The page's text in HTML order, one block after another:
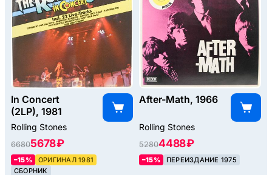
In Concert
(2LP), 1981
Rolling Stones
66805678 ₽
–15%
ОРИГИНАЛ 1981
СБОРНИК
After-Math, 1966
Rolling Stones
52804488 ₽
–15% ПЕРЕИЗДАНИЕ 1975